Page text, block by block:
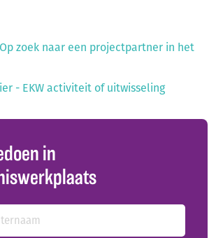
zoek naar een projectpartner in het
- EKW activiteit of uitwisseling
in